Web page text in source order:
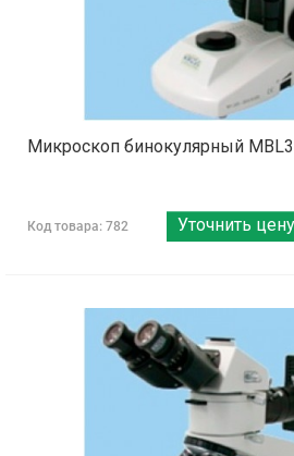
Микроскоп бинокулярный
Код товара: 782 Уточнить цену